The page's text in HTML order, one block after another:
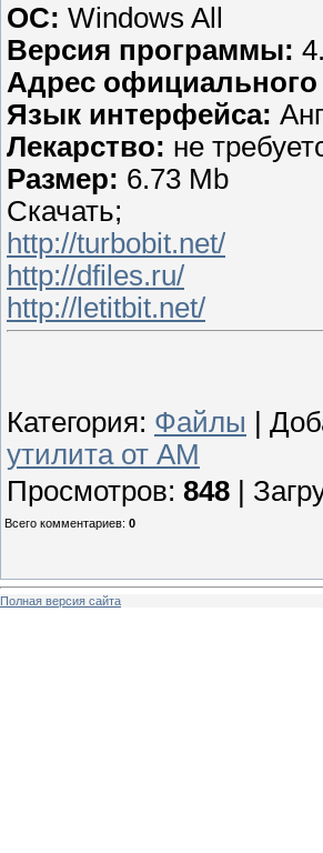
ОС: Windows All
Версия программы:
Адрес официального
Язык интерфейса:
Лекарство: не
Размер: 6.73 Mb
Скачать;
http://turbobit.net/
http://dfiles.ru/
http://letitbit.net/
Категория: Файлы
утилита от AM
Просмотров: 848
Всего комментариев: 0
Полная версия сайта